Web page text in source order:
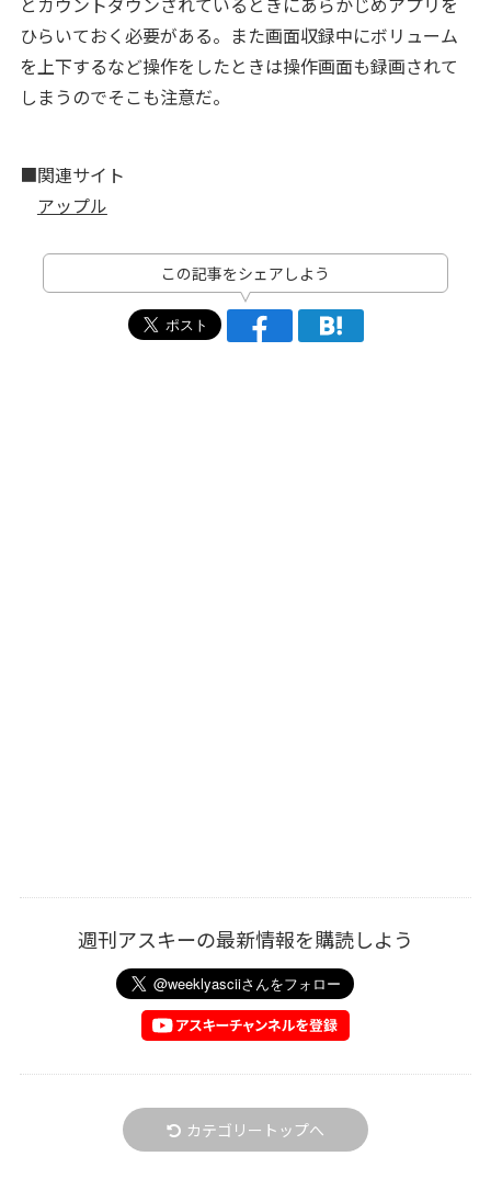
ひらいておく必要がある。また画面収録中にボリューム
を上下するなど操作をしたときは操作画面も録画されて
しまうのでそこも注意だ。
■関連サイト
アップル
この記事をシェアしよう
週刊アスキーの最新情報を購読しよう
カテゴリートップへ